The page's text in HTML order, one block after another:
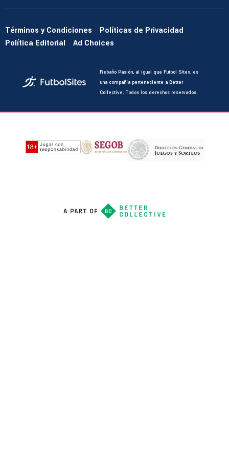
Términos y Condiciones
Políticas de Privacidad
Política Editorial
Ad Choices
Rebaño Pasión, al igual que Futbol Sites, es
una compañía perteneciente a Better
Collective. Todos los derechos reservados.